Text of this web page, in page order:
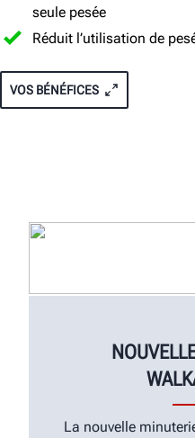
seule pesée
Réduit l’utilisation de
VOS BÉNÉFICES
La nouvelle